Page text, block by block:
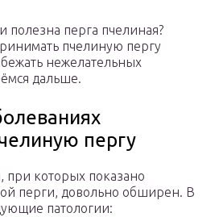
полезна перга пчелиная?
пчелиную пергу
нежелательных
дальше.
пергу
при которых показано
перги, довольно обширен. В
патологии: